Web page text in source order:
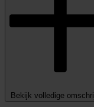
Bekijk volledige